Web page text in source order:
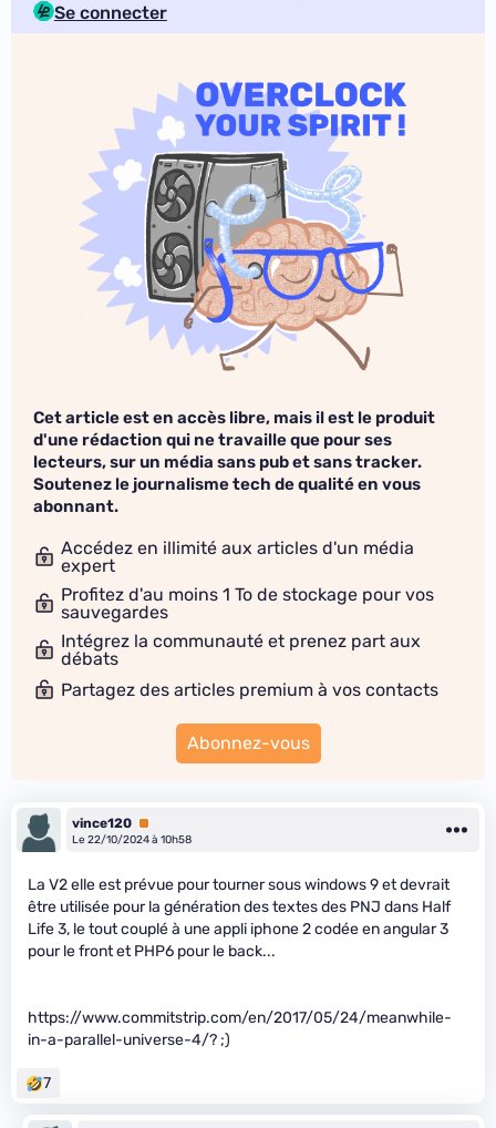
Se connecter
Cet article est en accès libre, mais il est le produit
d'une rédaction qui ne travaille que pour ses
lecteurs, sur un média sans pub et sans tracker.
Soutenez le journalisme tech de qualité en vous
abonnant.
Accédez en illimité aux articles d'un média
expert
Profitez d'au moins 1 To de stockage pour vos
sauvegardes
Intégrez la communauté et prenez part aux
débats
Partagez des articles premium à vos contacts
Abonnez-vous
vince120 Premium
Le 22/10/2024 à 10h58
La V2 elle est prévue pour tourner sous windows 9 et devrait
être utilisée pour la génération des textes des PNJ dans Half
Life 3, le tout couplé à une appli iphone 2 codée en angular 3
pour le front et PHP6 pour le back...
https://www.commitstrip.com/en/2017/05/24/meanwhile-
in-a-parallel-universe-4/? ;)
7